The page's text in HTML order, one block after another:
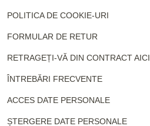
POLITICA DE COOKIE-URI
FORMULAR DE RETUR
RETRAGEȚI-VĂ DIN CONTRACT AICI
ÎNTREBĂRI FRECVENTE
ACCES DATE PERSONALE
ȘTERGERE DATE PERSONALE